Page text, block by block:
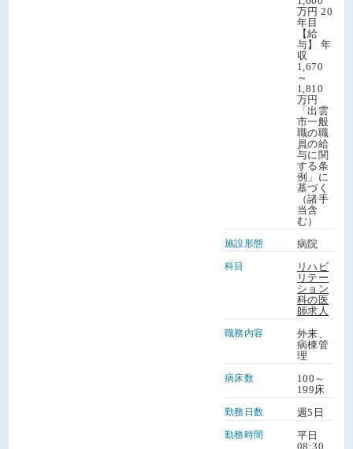
万円 20
年目
【給
与】 年
収
1,670
～
1,810
万円
「出雲
市一般
職の職
員の給
与に関
する条
例」に
基づく
（諸手
当含
む）
施設形態 病院
科目
リハビ
リテー
ション
科の医
師求人
職務内容
外来、
病棟管
理
病床数
100～
199床
勤務日数 週5日
勤務時間
平日
08:30